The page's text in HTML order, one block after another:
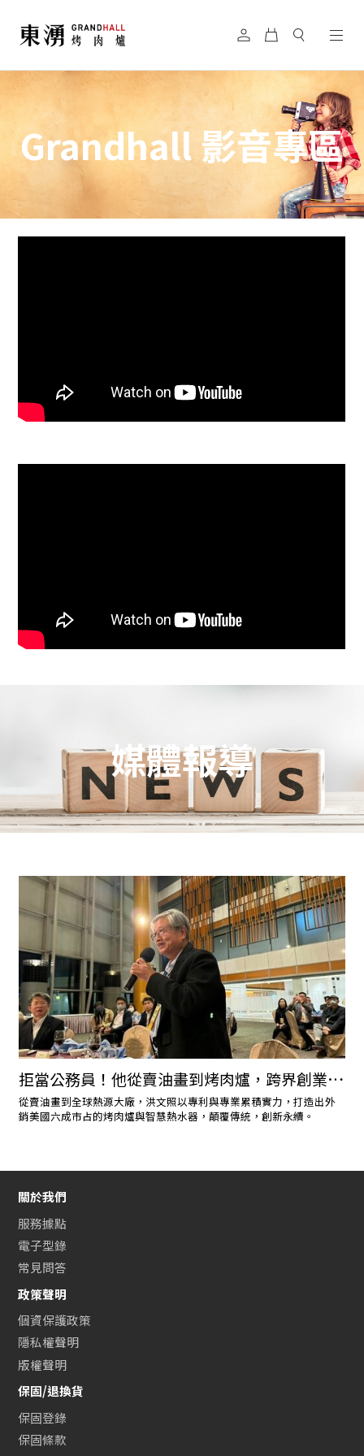
Grandhall 影音專區
媒體報導
拒當公務員！他從賣油畫到烤肉爐，跨界創業如
何成功？
從賣油畫到全球熱源大廠，洪文照以專利與專業累積實力，打造出外
銷美國六成市占的烤肉爐與智慧熱水器，顛覆傳統，創新永續。
關於我們
服務據點
電子型錄
常見問答
政策聲明
個資保護政策
隱私權聲明
版權聲明
保固/退換貨
保固登錄
保固條款